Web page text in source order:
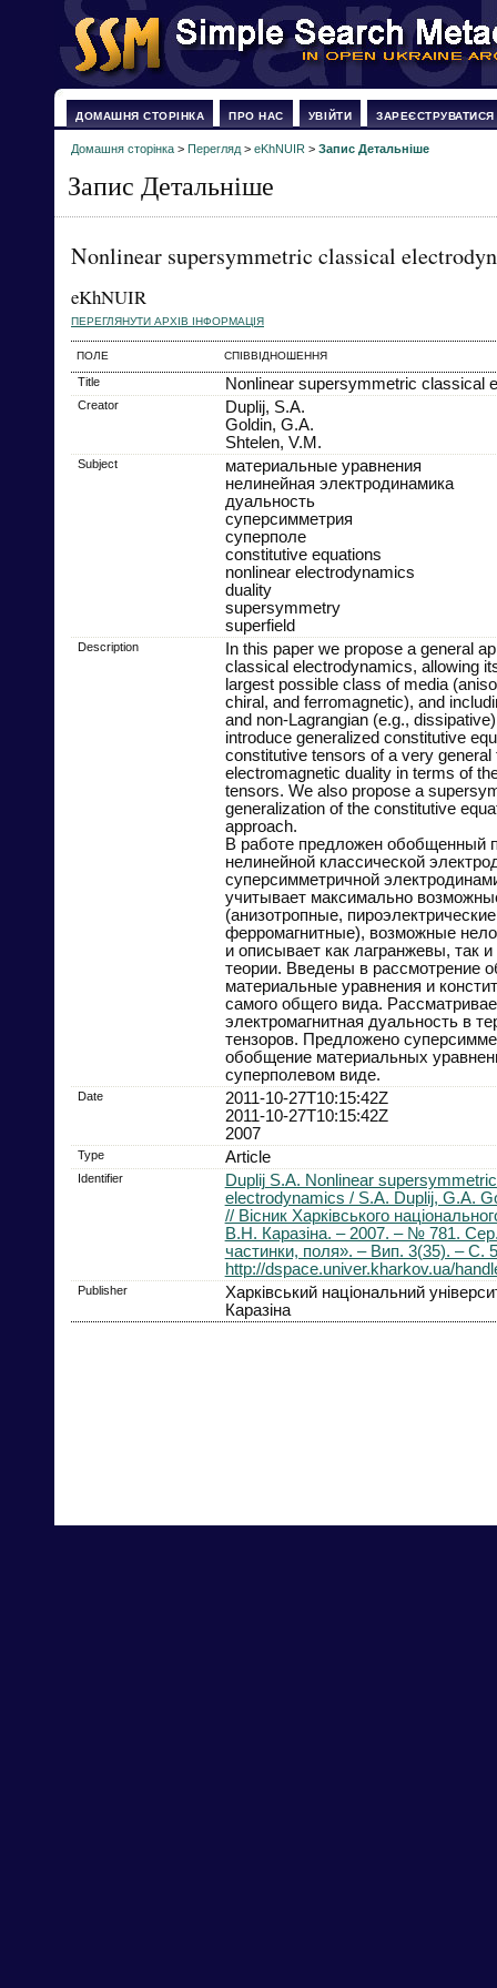
ДОМАШНЯ СТОРІНКА ПРО НАС УВІЙТИ ЗАРЕЄСТРУВАТИСЯ
Домашня сторінка > Перегляд > eKhNUIR > Запис Детальніше
Запис Детальніше
Nonlinear supersymmetric classical
eKhNUIR
ПЕРЕГЛЯНУТИ АРХІВ ІНФОРМАЦІЯ
ПОЛЕ СПІВВІДНОШЕННЯ
Title Nonlinear supersymmetric classical
Creator
Duplij, S.A.
Goldin, G.A.
Shtelen, V.M.
Subject
материальные уравнения
нелинейная электродинамика
дуальность
суперсимметрия
суперполе
constitutive equations
nonlinear electrodynamics
duality
supersymmetry
superfield
Description
In this paper we propose a general
classical electrodynamics, allowing
largest possible class of media
chiral, and ferromagnetic), and
and non-Lagrangian (e.g.,
introduce generalized constitutive
constitutive tensors of a very general
electromagnetic duality in terms of
tensors. We also propose a
generalization of the constitutive
approach.
В работе предложен обобщенный
нелинейной классической
суперсимметричной
учитывает максимально
(анизотропные,
ферромагнитные), возможные
и описывает как лагранжевы, так
теории. Введены в рассмотрение
материальные уравнения и
самого общего вида.
электромагнитная дуальность в
тензоров. Предложено
обобщение материальных
суперполевом виде.
Date
2011-10-27T10:15:42Z
2011-10-27T10:15:42Z
2007
Type Article
Identifier
Duplij S.A. Nonlinear
electrodynamics / S.A. Duplij, G.A.
// Вiсник Харкiвського
В.Н. Каразiна. – 2007. – № 781.
частинки, поля». – Вип. 3(35). – С.
http://dspace.univer.kharkov.ua/
Publisher
Харкiвський нацiональний
Каразiна